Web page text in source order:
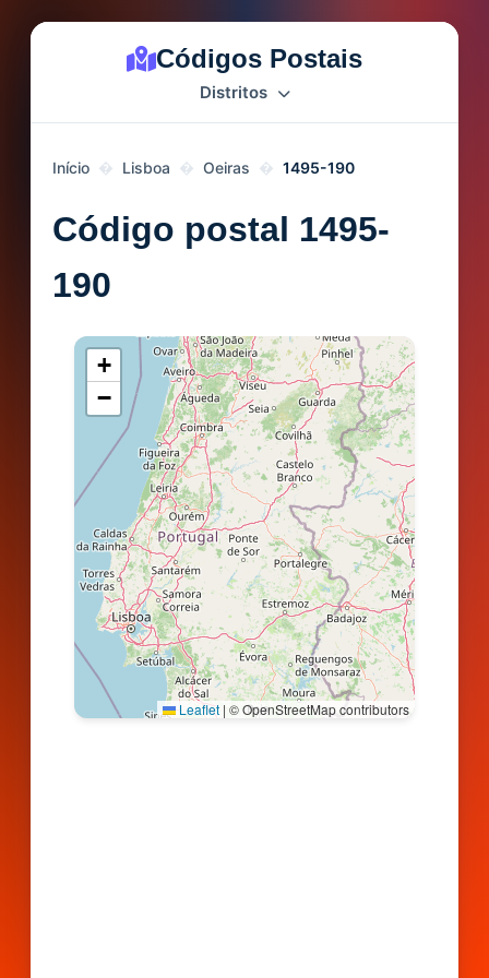
Códigos Postais
Distritos
Início Lisboa Oeiras 1495-190
Código postal 1495-
190
+
−
Leaflet | © OpenStreetMap contributors